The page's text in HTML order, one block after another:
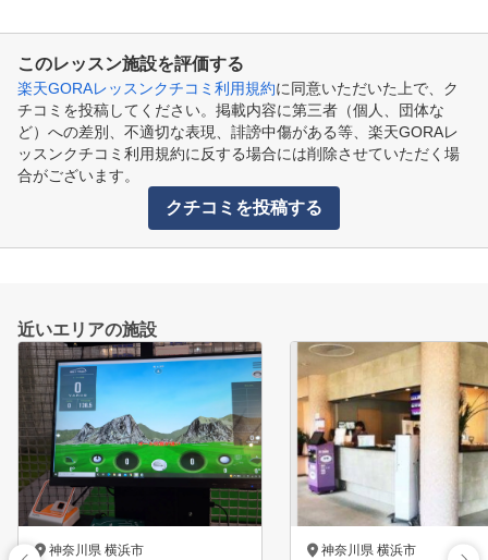
このレッスン施設を評価する
楽天GORAレッスンクチコミ利用規約に同意いただいた上で、ク
チコミを投稿してください。掲載内容に第三者（個人、団体な
ど）への差別、不適切な表現、誹謗中傷がある等、楽天GORAレ
ッスンクチコミ利用規約に反する場合には削除させていただく場
合がございます。
クチコミを投稿する
近いエリアの施設
神奈川県 横浜市 神奈川県 横浜市